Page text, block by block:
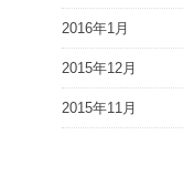
2016年1月
2015年12月
2015年11月